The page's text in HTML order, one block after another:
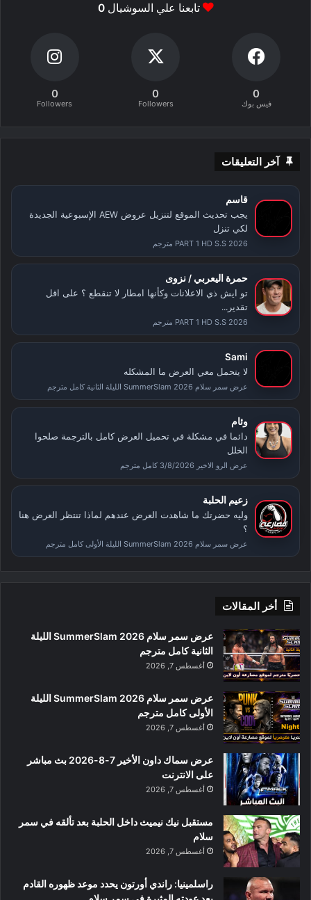
تابعنا علي السوشيال0
0
فيس بوك
0
Followers
0
Followers
آخر التعليقات
قاسم
يجب تحديث الموقع لتنزيل عروض AEW الإسبوعية الجديدة
لكي تنزل
PART 1 HD S.S 2026 مترجم
حمرة اليعربي / نزوى
تو ايش ذي الاعلانات وكأنها امطار لا تنقطع ؟ على اقل
تقدير...
PART 1 HD S.S 2026 مترجم
Sami
لا يتحمل معي العرض ما المشكله
عرض سمر سلام SummerSlam 2026 الليلة الثانية كامل مترجم
وئام
دائما في مشكلة في تحميل العرض كامل بالترجمة صلحوا
الخلل
عرض الرو الاخير 3/8/2026 كامل مترجم
زعيم الحلبة
وليه حضرتك ما شاهدت العرض عندهم لماذا تنتظر العرض هنا
؟
عرض سمر سلام SummerSlam 2026 الليلة الأولى كامل مترجم
أخر المقالات
عرض سمر سلام SummerSlam 2026 الليلة
الثانية كامل مترجم
أغسطس 7, 2026
عرض سمر سلام SummerSlam 2026 الليلة
الأولى كامل مترجم
أغسطس 7, 2026
عرض سماك داون الأخير 7-8-2026 بث مباشر
على الانترنت
أغسطس 7, 2026
مستقبل نيك نيميث داخل الحلبة بعد تألقه في سمر
سلام
أغسطس 7, 2026
راسلمينيا: راندي أورتون يحدد موعد ظهوره القادم